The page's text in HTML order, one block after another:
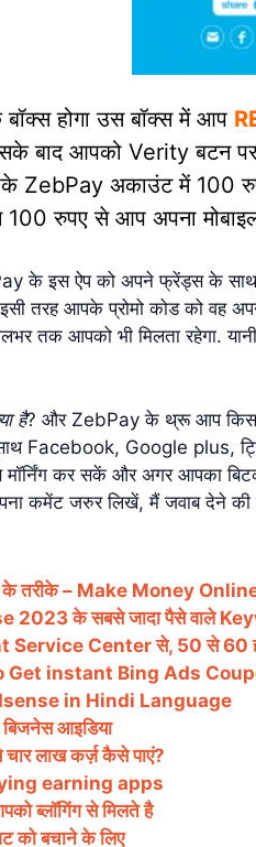
होगा उस बॉक्स में आप
बाद आपको Verity बटन पर
ZebPay अकाउंट में 100
100 रुपए से आप अपना
के इस ऐप को अपने फ्रेंड्स के
तरह आपके प्रोमो कोड को वह
तक आपको भी मिलता रहेगा.
है? और ZebPay के थ्रू आप किस
Facebook, Google plus,
कर सकें और अगर आपका
कमेंट जरुर लिखें, मैं जवाब देने की
के तरीके – Make Money
2023 के सबसे जादा पैसे वाले
Center से, 50 से 60
Get instant Bing Ads
in Hindi Language
आइडिया
लाख कर्ज़ कैसे पाएं?
earning apps
ब्लॉगिंग से मिलते है
को बचाने के लिए